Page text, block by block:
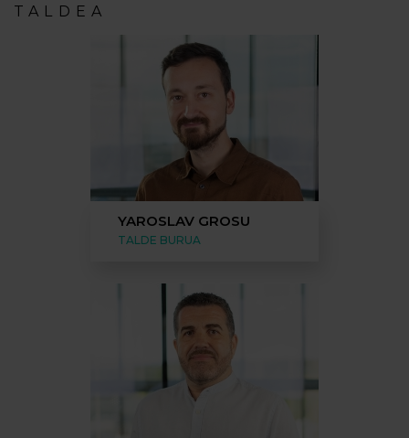
TALDEA
YAROSLAV GROSU
TALDE BURUA